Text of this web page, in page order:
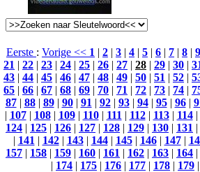
Eerste : Vorige << 1 | 2 | 3 | 4 | 5 | 6 | 7 | 8 | 9
21 | 22 | 23 | 24 | 25 | 26 | 27 | 28 | 29 | 30 |
43 | 44 | 45 | 46 | 47 | 48 | 49 | 50 | 51 | 52 |
65 | 66 | 67 | 68 | 69 | 70 | 71 | 72 | 73 | 74 |
87| 88| 89| 90| 91| 92| 93| 94| 95| 96|
| 107| 108| 109| 110| 111| 112| 113| 114|
124 | 125 | 126 | 127 | 128 | 129 | 130 | 131 |
| 141| 142| 143| 144| 145| 146| 147|
157 | 158 | 159 | 160 | 161 | 162 | 163 | 164 |
| 174 | 175 | 176 | 177 | 178 | 179